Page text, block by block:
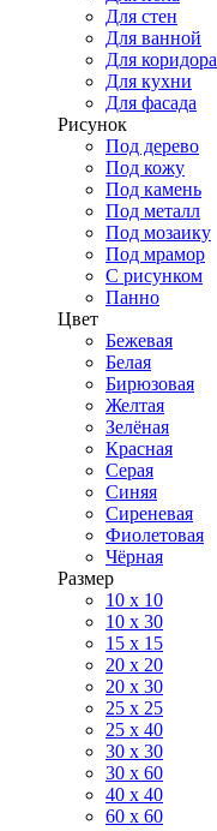
Для стен
Для ванной
Для коридора
Для кухни
Для фасада
Рисунок
Под дерево
Под кожу
Под камень
Под металл
Под мозаику
Под мрамор
С рисунком
Панно
Цвет
Бежевая
Белая
Бирюзовая
Желтая
Зелёная
Красная
Серая
Синяя
Сиреневая
Фиолетовая
Чёрная
Размер
10 х 10
10 x 30
15 x 15
20 х 20
20 x 30
25 x 25
25 x 40
30 x 30
30 х 60
40 х 40
60 х 60